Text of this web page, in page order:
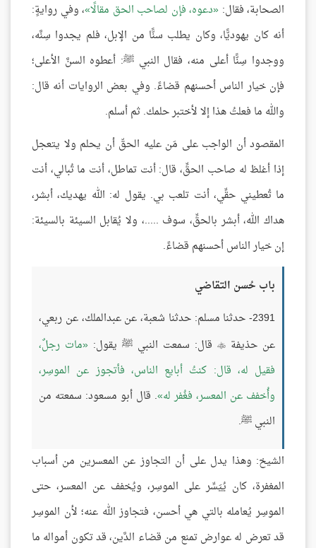
الصحابة، فقال: دعوه، فإن لصاحب الحق مقالًا ، وفي روايةٍ:
أنه كان يهوديًّا، وكان يطلب سنًّا من الإبل، فلم يجدوا سِنَّه،
ووجدوا سِنًّا أعلى منه، فقال النبي ﷺ: أعطوه السنَّ الأعلى؛
فإن خيار الناس أحسنهم قضاءً. وفي بعض الروايات أنه قال:
والله ما فعلتُ هذا إلا لأختبر حلمك. ثم أسلم.
المقصود أن الواجب على مَن عليه الحقّ أن يحلم ولا يتعجل
إذا أغلظ له صاحب الحقِّ، قال: أنت تماطل، أنت ما تُبالي، أنت
ما تُعطيني حقِّي، أنت تلعب بي. يقول له: الله يهديك، أبشر،
هداك الله، أبشر بالحقِّ، سوف .....، ولا يُقابل السيئة بالسيئة:
إن خيار الناس أحسنهم قضاءً.
باب حُسن التقاضي
2391- حدثنا مسلم: حدثنا شعبة، عن عبدالملك، عن ربعي،
عن حذيفة  قال: سمعت النبي ﷺ يقول:
مات رجلٌ،
فقيل له، قال: كنتُ أبايع الناس، فأتجوز عن الموسِر،
وأُخفف عن المعسر، فغُفر له . قال أبو مسعود: سمعته من
النبي ﷺ.
الشيخ: وهذا يدل على أن التجاوز عن المعسرين من أسباب
المغفرة، كان يُيَسِّر على الموسِر، ويُخفف عن المعسر، حتى
الموسِر يُعامله بالتي هي أحسن، فتجاوز الله عنه؛ لأن الموسِر
قد تعرض له عوارض تمنع من قضاء الدَّين، قد تكون أمواله ما